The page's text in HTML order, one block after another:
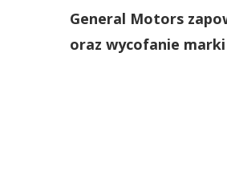
General Motors
oraz wycofanie